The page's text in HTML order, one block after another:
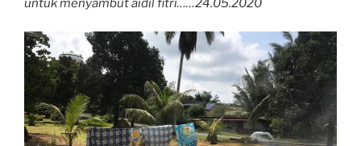
untuk menyambut aidil fitri……24.05.2020